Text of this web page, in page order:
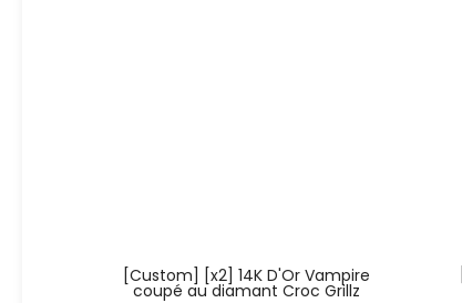
[Custom] [x2] 14K D'Or Vampire
coupé au diamant Croc Grillz